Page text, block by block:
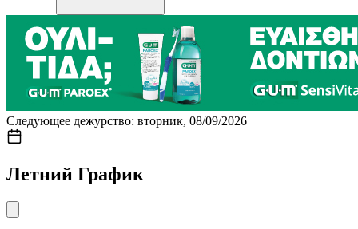
Следующее дежурство: вторник, 08/09/2026
Летний График